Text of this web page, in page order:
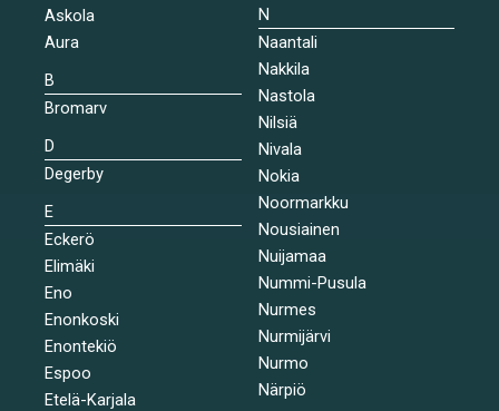
Askola
Aura
B
Bromarv
D
Degerby
E
Eckerö
Elimäki
Eno
Enonkoski
Enontekiö
Espoo
Etelä-Karjala
N
Naantali
Nakkila
Nastola
Nilsiä
Nivala
Nokia
Noormarkku
Nousiainen
Nuijamaa
Nummi-Pusula
Nurmes
Nurmijärvi
Nurmo
Närpiö